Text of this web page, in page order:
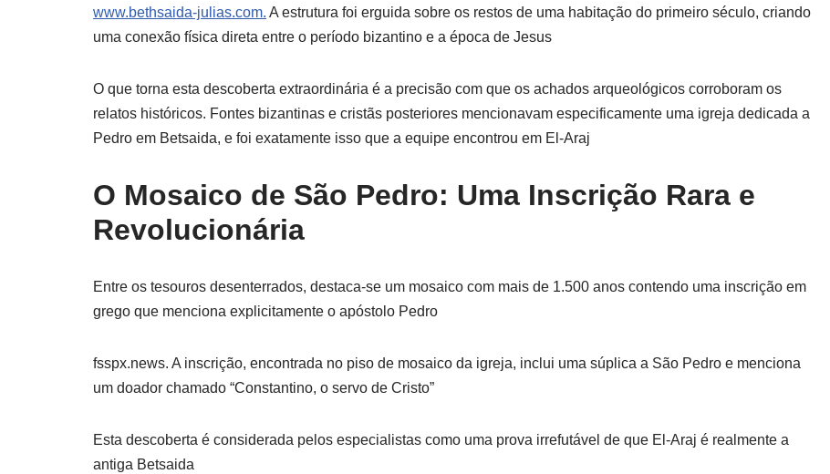
www.bethsaida-julias.com. A estrutura foi erguida sobre os restos de uma habitação do primeiro século, criando
uma conexão física direta entre o período bizantino e a época de Jesus
O que torna esta descoberta extraordinária é a precisão com que os achados arqueológicos corroboram os
relatos históricos. Fontes bizantinas e cristãs posteriores mencionavam especificamente uma igreja dedicada a
Pedro em Betsaida, e foi exatamente isso que a equipe encontrou em El-Araj
O Mosaico de São Pedro: Uma Inscrição Rara e
Revolucionária
Entre os tesouros desenterrados, destaca-se um mosaico com mais de 1.500 anos contendo uma inscrição em
grego que menciona explicitamente o apóstolo Pedro
fsspx.news. A inscrição, encontrada no piso de mosaico da igreja, inclui uma súplica a São Pedro e menciona
um doador chamado “Constantino, o servo de Cristo”
Esta descoberta é considerada pelos especialistas como uma prova irrefutável de que El-Araj é realmente a
antiga Betsaida